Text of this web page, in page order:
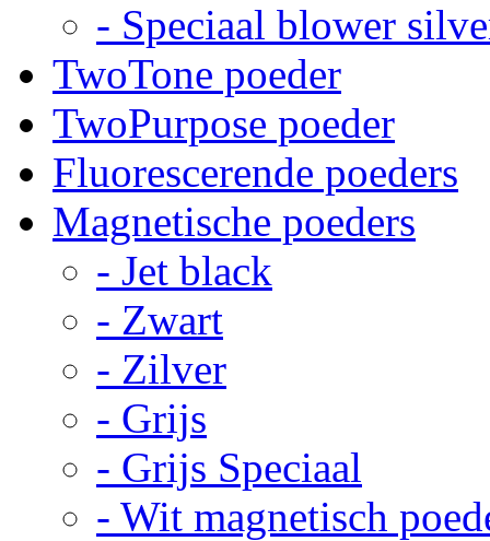
- Speciaal blower
TwoTone poeder
TwoPurpose poeder
Fluorescerende poeders
Magnetische poeders
- Jet black
- Zwart
- Zilver
- Grijs
- Grijs Speciaal
- Wit magnetisch